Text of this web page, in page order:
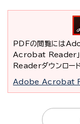
PDFの閲覧には
Acrobat Reader」
Readerダウンロー
Adobe Acrobat